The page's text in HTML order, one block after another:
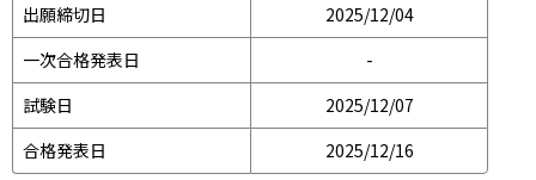
出願締切日
2025/12/04
一次合格発表日
-
試験日
2025/12/07
合格発表日
2025/12/16